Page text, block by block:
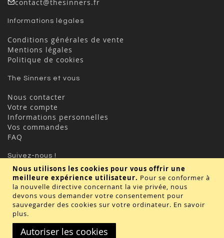
Nous utilisons les cookies pour vous offrir une
meilleure expérience utilisateur. Pour se conformer à
la nouvelle directive concernant la vie privée, nous
devons vous demander votre consentement pour
sauvegarder des cookies sur votre ordinateur. En savoir
plus.
Autoriser les cookies
contact@thesinners.fr
Informations légales
Conditions générales de vente
Mentions légales
Politique de cookies
The Sinners et vous
Nous contacter
Votre compte
Informations personnelles
Vos commandes
FAQ
Suivez-nous !
Valider